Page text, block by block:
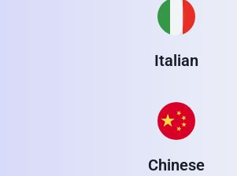
Italian
Chinese